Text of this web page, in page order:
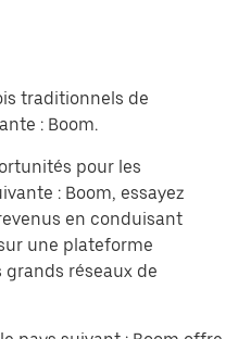
traditionnels de
: Boom.
pour les
: Boom, essayez
en conduisant
une plateforme
réseaux de